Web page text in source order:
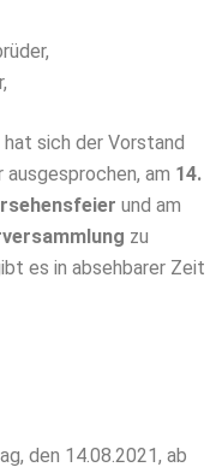
sich der Vorstand
am 14.
und am
zu
es in absehbarer Zeit
den 14.08.2021, ab